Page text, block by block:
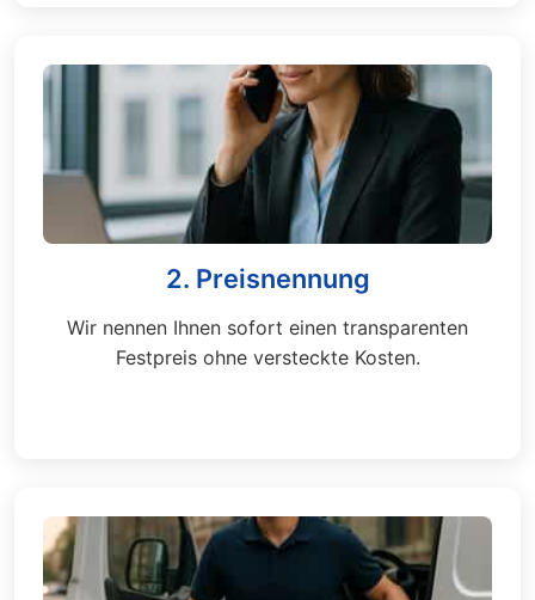
2. Preisnennung
Wir nennen Ihnen sofort einen transparenten
Festpreis ohne versteckte Kosten.